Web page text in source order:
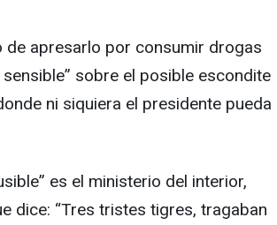
de apresarlo por consumir drogas
sobre el posible escondite
ni siquiera el presidente pueda
es el ministerio del interior,
dice: “Tres tristes tigres, tragaban